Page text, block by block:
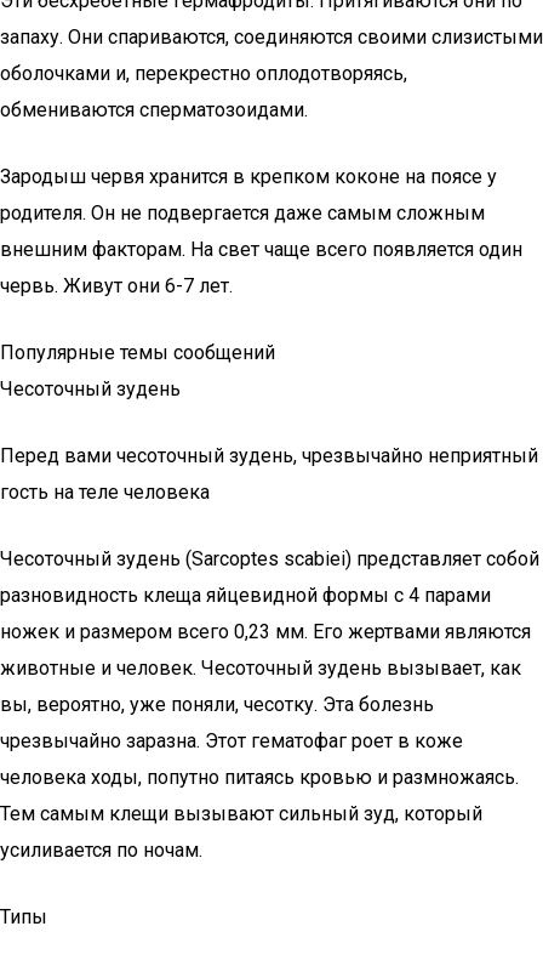
запаху. Они спариваются, соединяются своими слизистыми
оболочками и, перекрестно оплодотворяясь,
обмениваются сперматозоидами.
Зародыш червя хранится в крепком коконе на поясе у
родителя. Он не подвергается даже самым сложным
внешним факторам. На свет чаще всего появляется один
червь. Живут они 6-7 лет.
Популярные темы сообщений
Чесоточный зудень
Перед вами чесоточный зудень, чрезвычайно неприятный
гость на теле человека
Чесоточный зудень (Sarcoptes scabiei) представляет собой
разновидность клеща яйцевидной формы с 4 парами
ножек и размером всего 0,23 мм. Его жертвами являются
животные и человек. Чесоточный зудень вызывает, как
вы, вероятно, уже поняли, чесотку. Эта болезнь
чрезвычайно заразна. Этот гематофаг роет в коже
человека ходы, попутно питаясь кровью и размножаясь.
Тем самым клещи вызывают сильный зуд, который
усиливается по ночам.
Типы